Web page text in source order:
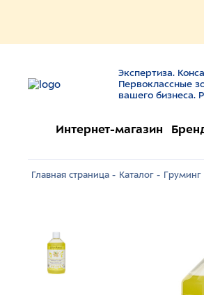
Экспертиза.
Первоклассные
вашего бизнеса.
Интернет-магазин
Главная страница - Каталог - Груминг